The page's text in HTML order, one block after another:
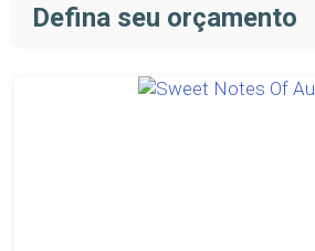
Defina seu orçamento